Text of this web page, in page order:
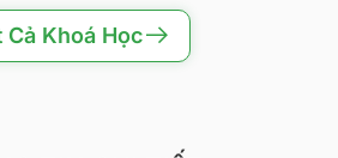
Cả Khoá Học